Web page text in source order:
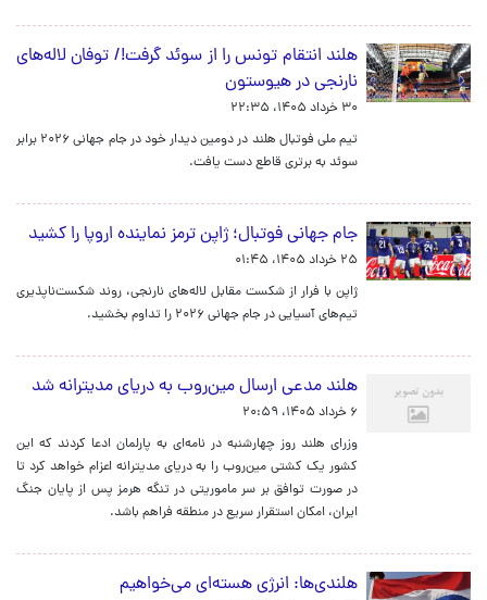
هلند انتقام تونس را از سوئد گرفت!/ توفان لاله‌های
نارنجی در هیوستون
۳۰ خرداد ۱۴۰۵، ۲۲:۳۵
تیم ملی فوتبال هلند در دومین دیدار خود در جام جهانی ۲۰۲۶ برابر
سوئد به برتری قاطع دست یافت.
جام جهانی فوتبال؛ ژاپن ترمز نماینده اروپا را کشید
۲۵ خرداد ۱۴۰۵، ۰۱:۴۵
ژاپن با فرار از شکست مقابل لاله‌های نارنجی، روند شکست‌ناپذیری
تیم‌های آسیایی در جام جهانی ۲۰۲۶ را تداوم بخشید.
هلند مدعی ارسال مین‌روب به دریای مدیترانه شد
۶ خرداد ۱۴۰۵، ۲۰:۵۹
وزرای هلند روز چهارشنبه در نامه‌ای به پارلمان ادعا کردند که این
کشور یک کشتی مین‌روب را به دریای مدیترانه اعزام خواهد کرد تا
در صورت توافق بر سر ماموریتی در تنگه هرمز پس از پایان جنگ
ایران، امکان استقرار سریع در منطقه فراهم باشد.
هلندی‌ها: انرژی هسته‌‌ای می‌خواهیم